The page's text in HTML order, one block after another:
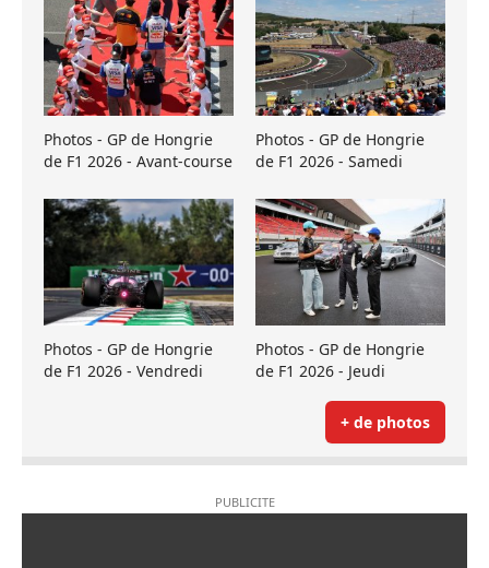
Photos - GP de Hongrie
de F1 2026 - Avant-course
Photos - GP de Hongrie
de F1 2026 - Samedi
Photos - GP de Hongrie
de F1 2026 - Vendredi
Photos - GP de Hongrie
de F1 2026 - Jeudi
+ de photos